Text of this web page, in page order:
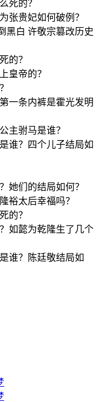
死的？
张贵妃如何破例？
黑白 许敬宗篡改历史
的？
皇帝的？
一条内裤是霍光发明
主驸马是谁？
谁？四个儿子结局如
她们的结局如何？
裕太后幸福吗？
的？
如懿为乾隆生了几个
谁？陈廷敬结局如